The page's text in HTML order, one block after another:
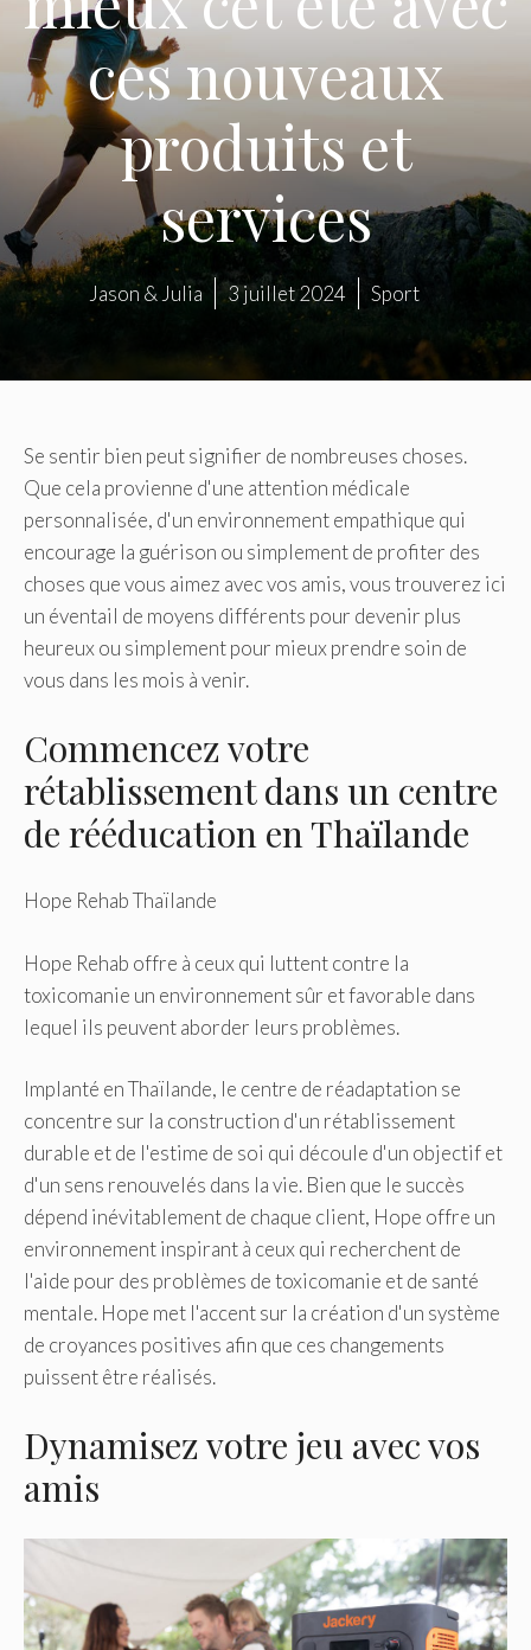
ces nouveaux
produits et
services
Jason & Julia 3 juillet 2024 Sport
Se sentir bien peut signifier de nombreuses choses.
Que cela provienne d'une attention médicale
personnalisée, d'un environnement empathique qui
encourage la guérison ou simplement de profiter des
choses que vous aimez avec vos amis, vous trouverez ici
un éventail de moyens différents pour devenir plus
heureux ou simplement pour mieux prendre soin de
vous dans les mois à venir.
Commencez votre
rétablissement dans un centre
de rééducation en Thaïlande
Hope Rehab Thaïlande
Hope Rehab offre à ceux qui luttent contre la
toxicomanie un environnement sûr et favorable dans
lequel ils peuvent aborder leurs problèmes.
Implanté en Thaïlande, le centre de réadaptation se
concentre sur la construction d'un rétablissement
durable et de l'estime de soi qui découle d'un objectif et
d'un sens renouvelés dans la vie. Bien que le succès
dépend inévitablement de chaque client, Hope offre un
environnement inspirant à ceux qui recherchent de
l'aide pour des problèmes de toxicomanie et de santé
mentale. Hope met l'accent sur la création d'un système
de croyances positives afin que ces changements
puissent être réalisés.
Dynamisez votre jeu avec vos
amis